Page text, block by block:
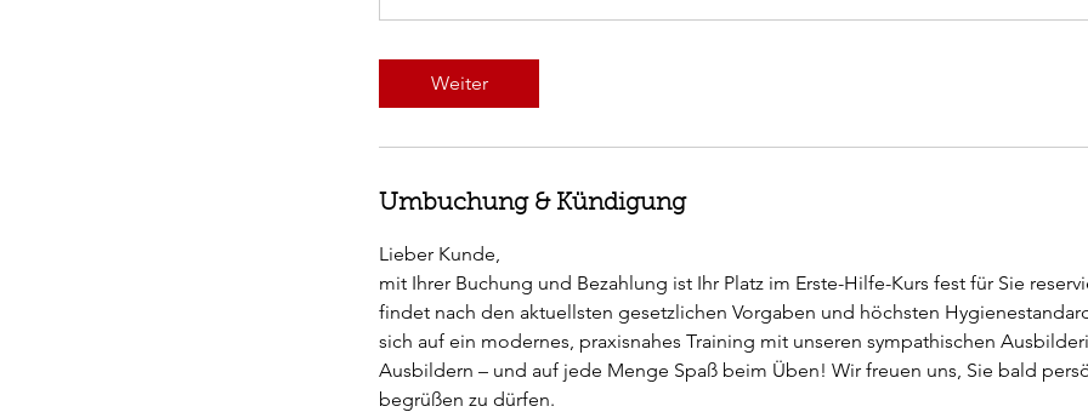
Weiter
Umbuchung & Kündigung
Lieber Kunde,
mit Ihrer Buchung und Bezahlung ist Ihr Platz im Erste-Hilfe-Kurs fest für Sie
findet nach den aktuellsten gesetzlichen Vorgaben und höchsten
sich auf ein modernes, praxisnahes Training mit unseren sympathischen
Ausbildern – und auf jede Menge Spaß beim Üben! Wir freuen uns, Sie bald